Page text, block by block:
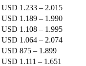
USD 1.233 – 2.015
USD 1.189 – 1.990
USD 1.108 – 1.995
USD 1.064 – 2.074
USD 875 – 1.899
USD 1.111 – 1.651